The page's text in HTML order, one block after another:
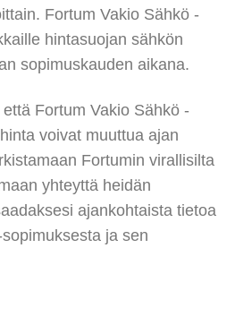
Fortum Vakio Sähkö -
hintasuojan sähkön
sopimuskauden aikana.
Fortum Vakio Sähkö -
voivat muuttua ajan
Fortumin virallisilta
yhteyttä heidän
ajankohtaista tietoa
ja sen